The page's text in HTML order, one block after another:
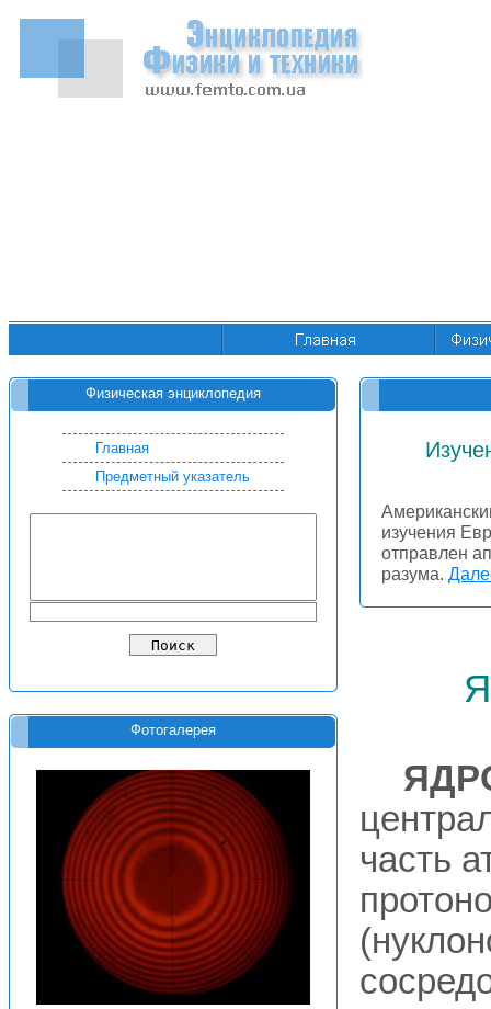
Физическая энциклопедия
Главная
Предметный указатель
Фотогалерея
изучения
отправлен
разума.
часть